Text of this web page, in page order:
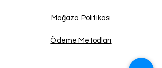
Mağaza Politikası
Ödeme Metodları